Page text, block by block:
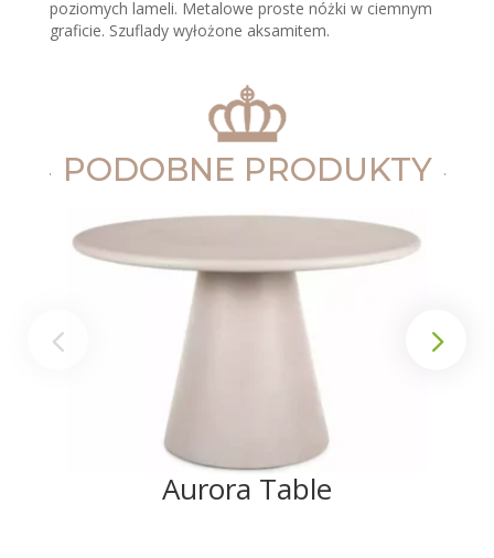
poziomych lameli. Metalowe proste nóżki w ciemnym
graficie. Szuflady wyłożone aksamitem.
PODOBNE PRODUKTY
Aurora Table